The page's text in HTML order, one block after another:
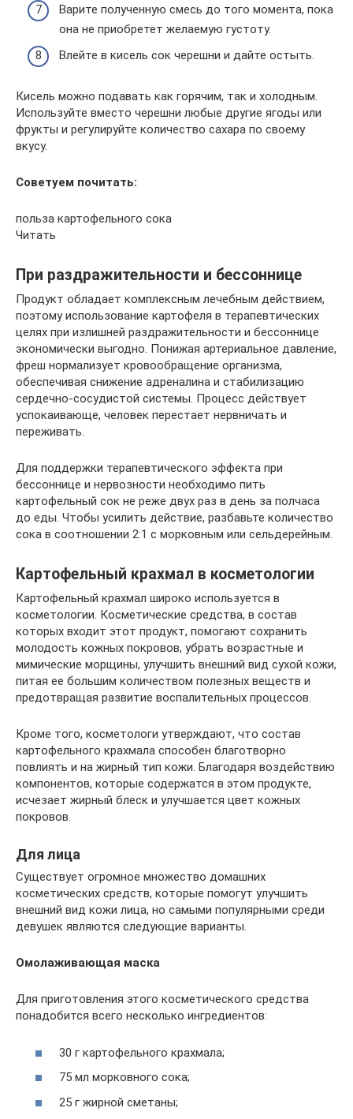
Варите полученную смесь до того момента, пока
она не приобретет желаемую густоту.
Влейте в кисель сок черешни и дайте остыть.
Кисель можно подавать как горячим, так и холодным.
Используйте вместо черешни любые другие ягоды или
фрукты и регулируйте количество сахара по своему
вкусу.
Советуем почитать:
польза картофельного сока
Читать
При раздражительности и бессоннице
Продукт обладает комплексным лечебным действием,
поэтому использование картофеля в терапевтических
целях при излишней раздражительности и бессоннице
экономически выгодно. Понижая артериальное давление,
фреш нормализует кровообращение организма,
обеспечивая снижение адреналина и стабилизацию
сердечно-сосудистой системы. Процесс действует
успокаивающе, человек перестает нервничать и
переживать.
Для поддержки терапевтического эффекта при
бессоннице и нервозности необходимо пить
картофельный сок не реже двух раз в день за полчаса
до еды. Чтобы усилить действие, разбавьте количество
сока в соотношении 2:1 с морковным или сельдерейным.
Картофельный крахмал в косметологии
Картофельный крахмал широко используется в
косметологии. Косметические средства, в состав
которых входит этот продукт, помогают сохранить
молодость кожных покровов, убрать возрастные и
мимические морщины, улучшить внешний вид сухой кожи,
питая ее большим количеством полезных веществ и
предотвращая развитие воспалительных процессов.
Кроме того, косметологи утверждают, что состав
картофельного крахмала способен благотворно
повлиять и на жирный тип кожи. Благодаря воздействию
компонентов, которые содержатся в этом продукте,
исчезает жирный блеск и улучшается цвет кожных
покровов.
Для лица
Существует огромное множество домашних
косметических средств, которые помогут улучшить
внешний вид кожи лица, но самыми популярными среди
девушек являются следующие варианты.
Омолаживающая маска
Для приготовления этого косметического средства
понадобится всего несколько ингредиентов:
30 г картофельного крахмала;
75 мл морковного сока;
25 г жирной сметаны;